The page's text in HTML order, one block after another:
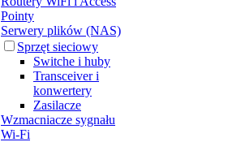
Pointy
Serwery plików (NAS)
Sprzęt sieciowy
Switche i huby
Transceiver i
konwertery
Zasilacze
Wzmacniacze sygnału
Wi-Fi